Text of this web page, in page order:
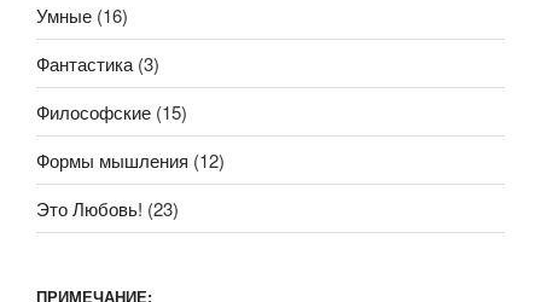
Умные (16)
Фантастика (3)
Философские (15)
Формы мышления (12)
Это Любовь! (23)
ПРИМЕЧАНИЕ: